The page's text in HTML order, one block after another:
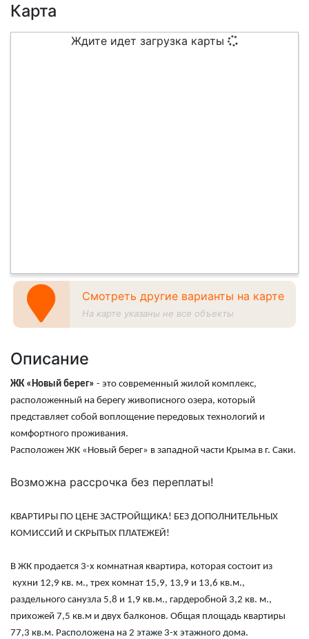
Карта
Ждите идет загрузка карты
Смотреть другие варианты на карте
На карте указаны не все объекты
Описание
ЖК «Новый берег» - это современный жилой комплекс,
расположенный на берегу живописного озера, который
представляет собой воплощение передовых технологий и
комфортного проживания.
Расположен ЖК «Новый берег» в западной части Крыма в г. Саки.
Возможна рассрочка без переплаты!​​​​​​​
КВАРТИРЫ ПО ЦЕНЕ ЗАСТРОЙЩИКА! БЕЗ ДОПОЛНИТЕЛЬНЫХ
КОМИССИЙ И СКРЫТЫХ ПЛАТЕЖЕЙ!
В ЖК продается 3-х комнатная квартира, которая состоит из
кухни 12,9 кв. м., трех комнат 15,9, 13,9 и 13,6 кв.м.,
раздельного санузла 5,8 и 1,9 кв.м., гардеробной 3,2 кв. м.,
прихожей 7,5 кв.м и двух балконов. Общая площадь квартиры
77,3 кв.м. Расположена на 2 этаже 3-х этажного дома.